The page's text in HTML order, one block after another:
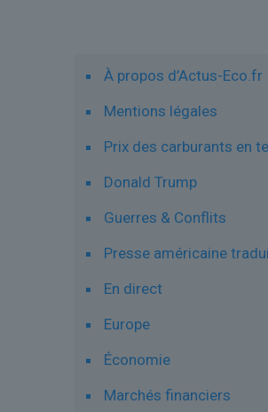
À propos d’Actus-Eco.fr
Mentions légales
Prix des carburants en
Donald Trump
Guerres & Conflits
Presse américaine
En direct
Europe
Économie
Marchés financiers